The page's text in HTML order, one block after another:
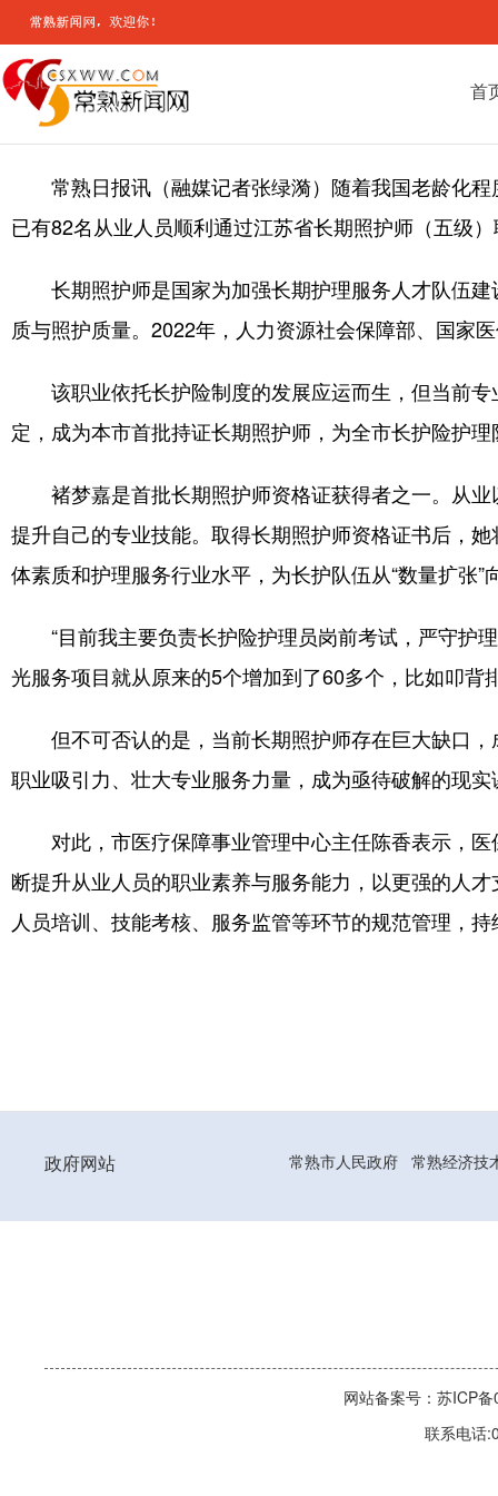
首
常熟日报讯（融媒记者张绿漪）随着我国老龄化
已有82名从业人员顺利通过江苏省长期照护师（五级
长期照护师是国家为加强长期护理服务人才队伍
质与照护质量。2022年，人力资源社会保障部、国家
该职业依托长护险制度的发展应运而生，但当前
定，成为本市首批持证长期照护师，为全市长护险护
褚梦嘉是首批长期照护师资格证获得者之一。从
提升自己的专业技能。取得长期照护师资格证书后，
体素质和护理服务行业水平，为长护队伍从“数量扩张”
“目前我主要负责长护险护理员岗前考试，严守护
光服务项目就从原来的5个增加到了60多个，比如叩
但不可否认的是，当前长期照护师存在巨大缺口
职业吸引力、壮大专业服务力量，成为亟待破解的现实
对此，市医疗保障事业管理中心主任陈香表示，
断提升从业人员的职业素养与服务能力，以更强的人
人员培训、技能考核、服务监管等环节的规范管理，
政府网站 常熟市人民政府 常熟经济技
网站备案号：苏ICP
联系电话